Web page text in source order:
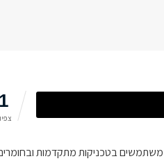
1
משתמשים בטכניקות מתקדמות ובחומרים